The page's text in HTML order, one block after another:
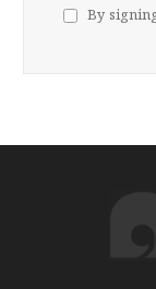
By